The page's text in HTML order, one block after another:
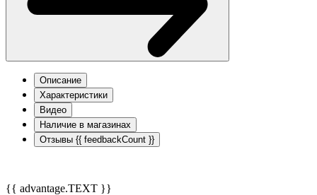
Описание
Характеристики
Видео
Наличие в магазинах
Отзывы {{ feedbackCount }}
{{ advantage.TEXT }}